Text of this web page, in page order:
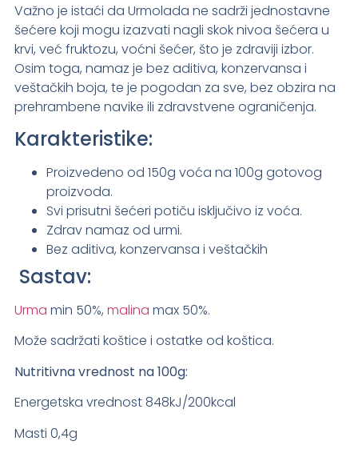
Važno je istaći da Urmolada ne sadrži jednostavne
šećere koji mogu izazvati nagli skok nivoa šećera u
krvi, već fruktozu, voćni šećer, što je zdraviji izbor.
Osim toga, namaz je bez aditiva, konzervansa i
veštačkih boja, te je pogodan za sve, bez obzira na
prehrambene navike ili zdravstvene ograničenja.
Karakteristike:
Proizvedeno od 150g voća na 100g gotovog
proizvoda.
Svi prisutni šećeri potiču isključivo iz voća.
Zdrav namaz od urmi.
Bez aditiva, konzervansa i veštačkih
Sastav:
Urma min 50%, malina max 50%.
Može sadržati koštice i ostatke od koštica.
Nutritivna vrednost na 100g:
Energetska vrednost 848kJ/200kcal
Masti 0,4g